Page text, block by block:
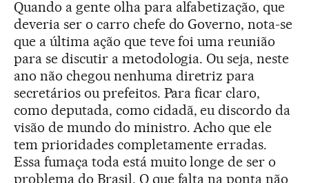
Quando a gente olha para alfabetização, que
deveria ser o carro chefe do Governo, nota-se
que a última ação que teve foi uma reunião
para se discutir a metodologia. Ou seja, neste
ano não chegou nenhuma diretriz para
secretários ou prefeitos. Para ficar claro,
como deputada, como cidadã, eu discordo da
visão de mundo do ministro. Acho que ele
tem prioridades completamente erradas.
Essa fumaça toda está muito longe de ser o
problema do Brasil. O que falta na ponta não